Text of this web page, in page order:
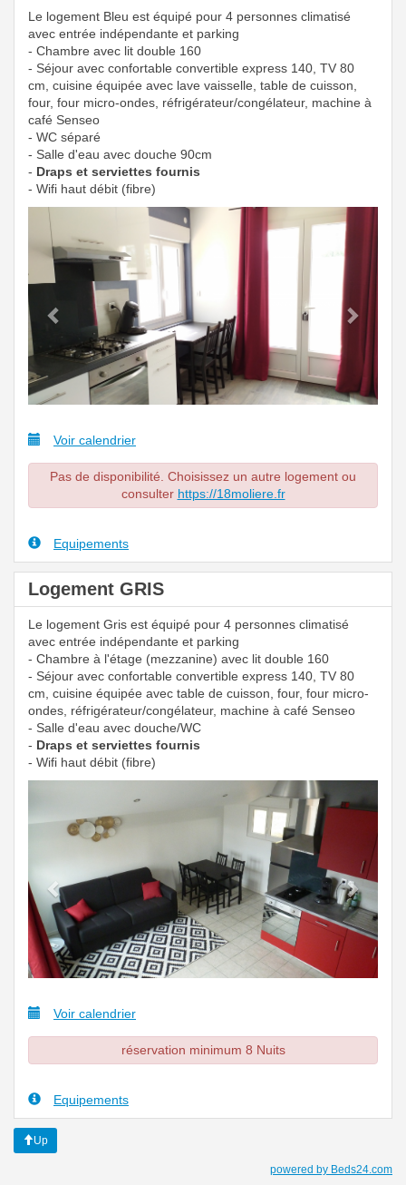
Le logement Bleu est équipé pour 4 personnes climatisé
avec entrée indépendante et parking
- Chambre avec lit double 160
- Séjour avec confortable convertible express 140, TV 80
cm, cuisine équipée avec lave vaisselle, table de cuisson,
four, four micro-ondes, réfrigérateur/congélateur, machine à
café Senseo
- WC séparé
- Salle d'eau avec douche 90cm
- Draps et serviettes fournis
- Wifi haut débit (fibre)
Voir calendrier
Pas de disponibilité. Choisissez un autre logement ou
consulter https://18moliere.fr
Equipements
Logement GRIS
Le logement Gris est équipé pour 4 personnes climatisé
avec entrée indépendante et parking
- Chambre à l'étage (mezzanine) avec lit double 160
- Séjour avec confortable convertible express 140, TV 80
cm, cuisine équipée avec table de cuisson, four, four micro-
ondes, réfrigérateur/congélateur, machine à café Senseo
- Salle d'eau avec douche/WC
- Draps et serviettes fournis
- Wifi haut débit (fibre)
Voir calendrier
réservation minimum 8 Nuits
Equipements
Up
powered by Beds24.com